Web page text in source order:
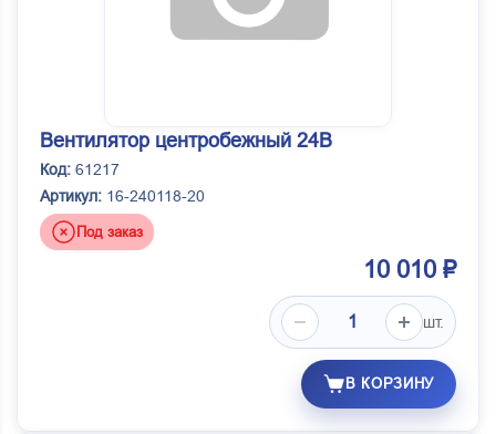
Вентилятор центробежный 24В
Код: 61217
Артикул: 16-240118-20
Под заказ
10 010 ₽
шт.
В КОРЗИНУ